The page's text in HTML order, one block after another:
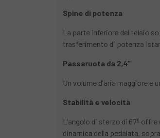
Spine di potenza
La parte inferiore del telaio
trasferimento di potenza
Passaruota da 2,4"
Un volume d'aria maggiore e
Stabilità e velocità
L'angolo di sterzo di 67º
dinamica della pedalata,